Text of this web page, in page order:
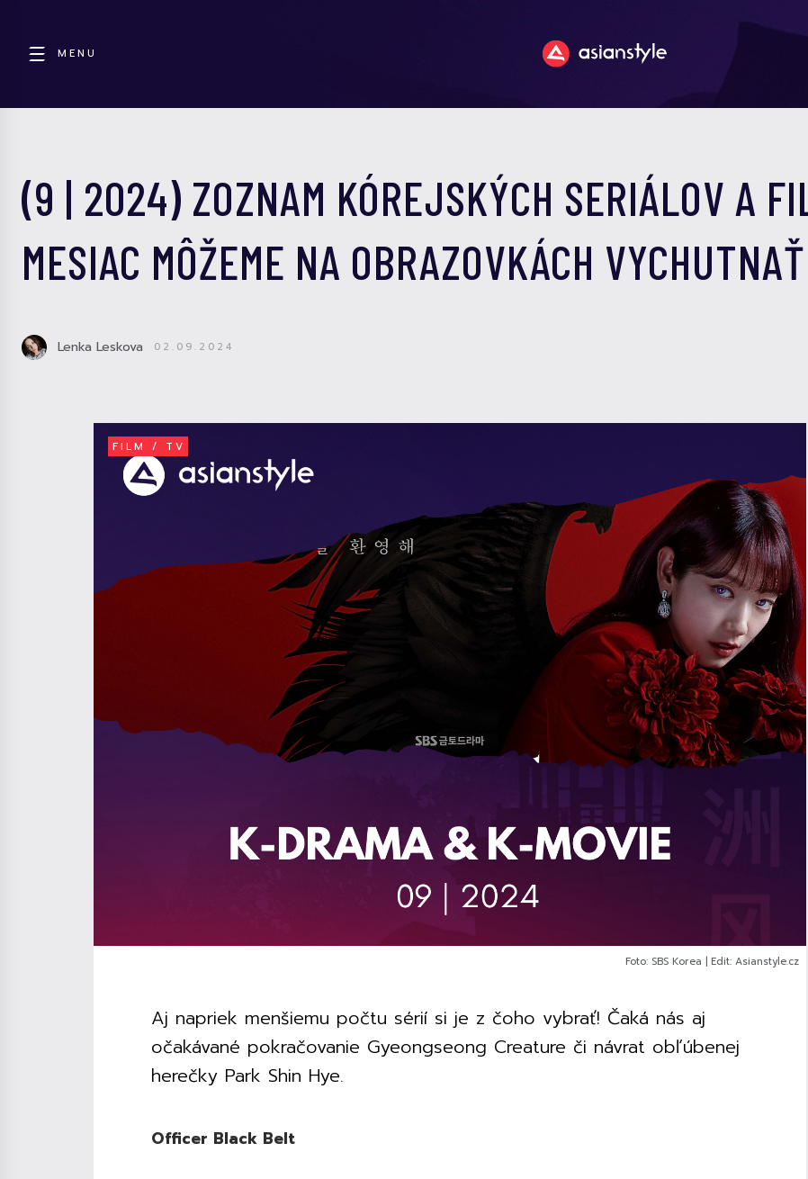
MENU
(9 | 2024) ZOZNAM KÓREJSKÝCH SERIÁLOV A
MESIAC MÔŽEME NA OBRAZOVKÁCH VYCHUTNAŤ
Lenka Leskova 02.09.2024
FILM / TV
Foto: SBS Korea | Edit: Asianstyle.cz
Aj napriek menšiemu počtu sérií si je z čoho vybrať! Čaká nás aj
očakávané pokračovanie Gyeongseong Creature či návrat obľúbenej
herečky Park Shin Hye.
Officer Black Belt